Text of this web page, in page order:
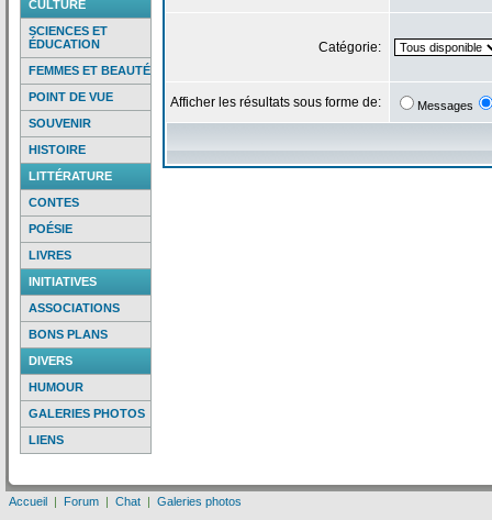
CULTURE
SCIENCES ET
ÉDUCATION
FEMMES ET BEAUTÉ
POINT DE VUE
SOUVENIR
HISTOIRE
LITTÉRATURE
CONTES
POÉSIE
LIVRES
INITIATIVES
ASSOCIATIONS
BONS PLANS
DIVERS
HUMOUR
GALERIES PHOTOS
LIENS
Catégorie:
Afficher les résultats sous forme de: Messages
Accueil | Forum | Chat | Galeries photos